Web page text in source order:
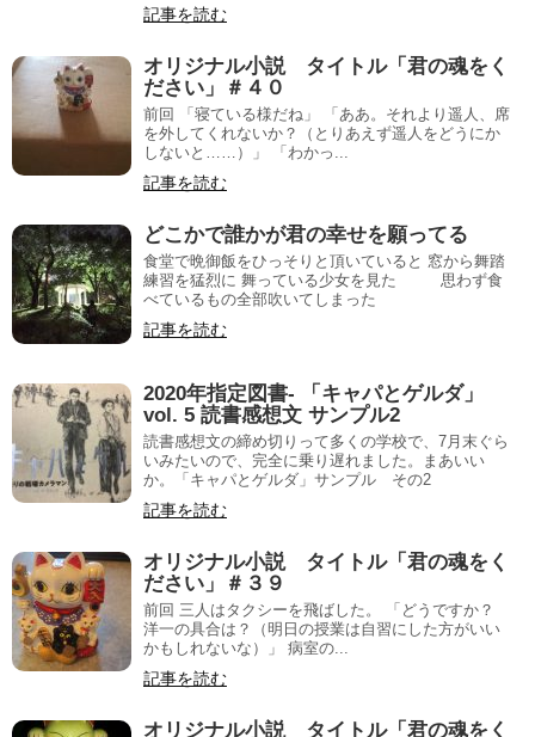
記事を読む
オリジナル小説 タイトル「君の魂をく
ださい」＃４０
前回 「寝ている様だね」 「ああ。それより遥人、席
を外してくれないか？（とりあえず遥人をどうにか
しないと……）」 「わかっ...
記事を読む
どこかで誰かが君の幸せを願ってる
食堂で晩御飯をひっそりと頂いていると 窓から舞踏
練習を猛烈に 舞っている少女を見た 思わず食
べているもの全部吹いてしまった
記事を読む
2020年指定図書- 「キャパとゲルダ」
vol. 5 読書感想文 サンプル2
読書感想文の締め切りって多くの学校で、7月末ぐら
いみたいので、完全に乗り遅れました。まあいい
か。「キャパとゲルダ」サンプル その2
記事を読む
オリジナル小説 タイトル「君の魂をく
ださい」＃３９
前回 三人はタクシーを飛ばした。 「どうですか？
洋一の具合は？（明日の授業は自習にした方がいい
かもしれないな）」 病室の...
記事を読む
オリジナル小説 タイトル「君の魂をく